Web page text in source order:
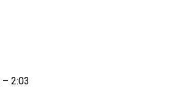
– 2:03